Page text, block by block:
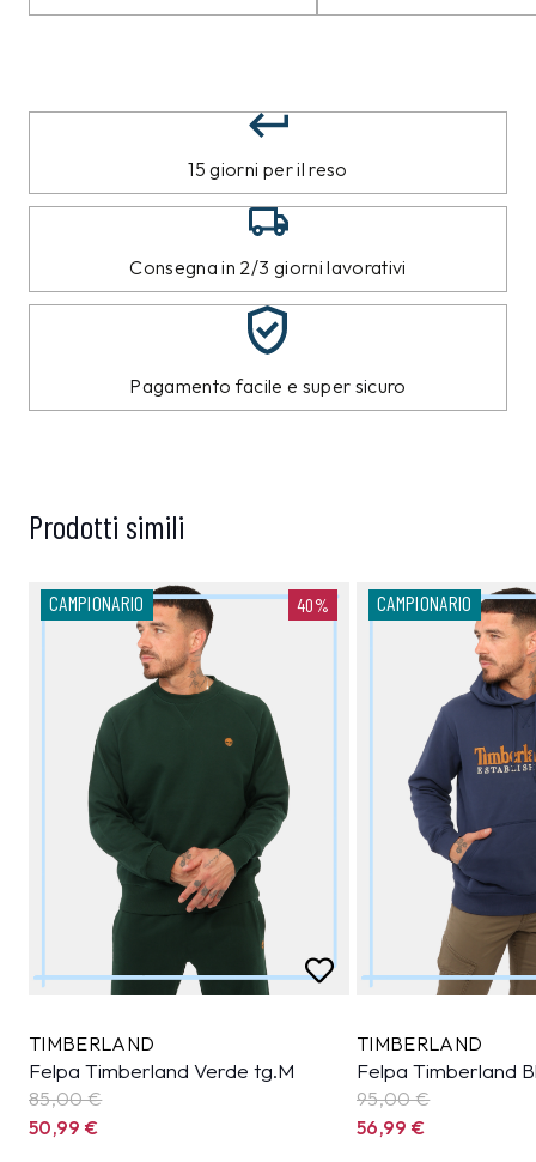
15 giorni per il reso
Consegna in 2/3 giorni lavorativi
Pagamento facile e super sicuro
Prodotti simili
CAMPIONARIO 40%
TIMBERLAND
Felpa Timberland Verde tg.M
85,00 €
50,99€
CAMPIONARIO
TIMBERLAND
Felpa Timberland
95,00 €
56,99€